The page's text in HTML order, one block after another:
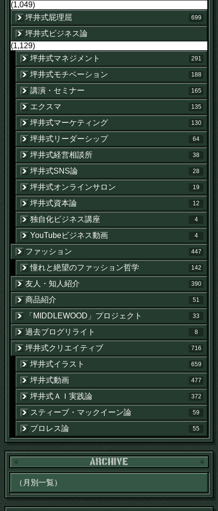
(1,049)
坪井式屁理屈
699
坪井式ビジネス論
(1,129)
坪井式マネジメント
291
坪井式モチベーション 188
講演・セミナー 165
エクスマ 135
坪井式マーケティング 130
坪井式リーダーシップ 64
坪井式経営相談所 38
坪井式SNS論 28
坪井式オンラインサロン 19
坪井式資本論 12
独自化ビジネス講座 4
YouTubeビジネス動画 4
ファッション 447
憧れと絶望のファッション哲学 142
友人・知人紹介 390
商品紹介 51
「MIDDLEWOOD」プロジェクト 33
過去ブログリライト 8
坪井式クリエイティブ 716
坪井式イラスト 659
坪井式動画 477
坪井式ＡＩ実践論 372
スティーブ・マックイーン論 59
プロレス論 55